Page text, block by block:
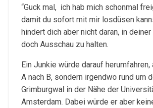
“Guck mal, ich hab mich schonmal
damit du sofort mit mir losdüsen
hindert dich aber nicht daran, in
doch Ausschau zu halten.
Ein Junkie würde darauf herumfahren,
A nach B, sondern irgendwo rund um
Grimburgwal in der Nähe der
Amsterdam. Dabei würde er aber